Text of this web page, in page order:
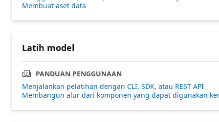
Membuat aset data
Latih model
PANDUAN PENGGUNAAN
Menjalankan pelatihan dengan CLI, SDK, atau REST API
Membangun alur dari komponen yang dapat digunakan